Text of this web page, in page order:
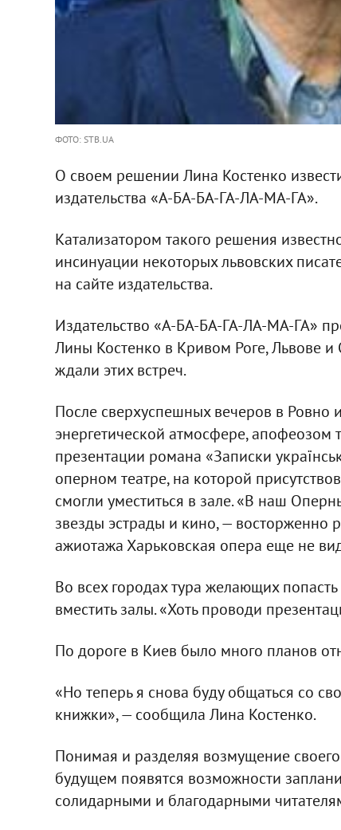
ФОТО: STB.UA
О своем решении Лина Костенко
издательства «А-БА-БА-ГА-ЛА-МА-ГА».
Катализатором такого решения
инсинуации некоторых львовских
на сайте издательства.
Издательство «А-БА-БА-ГА-ЛА-МА-ГА»
Лины Костенко в Кривом Роге, Львове
ждали этих встреч.
После сверхуспешных вечеров в Ровно
энергетической атмосфере, апофеозом
презентации романа «Записки
оперном театре, на которой
смогли уместиться в зале. «В наш
звезды эстрады и кино, — восторженно
ажиотажа Харьковская опера еще не
Во всех городах тура желающих
вместить залы. «Хоть проводи
По дороге в Киев было много планов
«Но теперь я снова буду общаться со
книжки», — сообщила Лина Костенко.
Понимая и разделяя возмущение своего
будущем появятся возможности
солидарными и благодарными